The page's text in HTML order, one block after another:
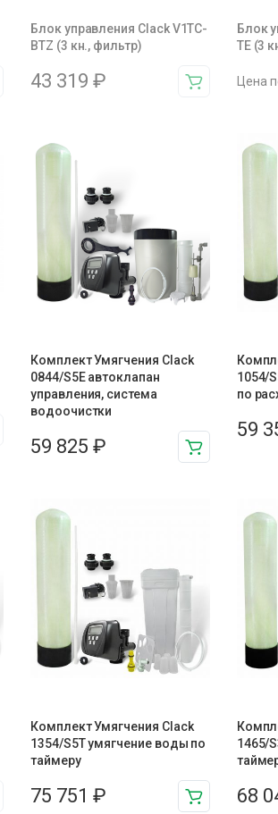
Блок управления Clack V1TC-
BTZ (3 кн., фильтр)
43 319 ₽
Блок
TE (3
Цена
Комплект Умягчения Clack
0844/S5E автоклапан
управления, система
водоочистки
59 825 ₽
1054/
по
59
Комплект Умягчения Clack
1354/S5T умягчение воды по
таймеру
75 751 ₽
1465/
68